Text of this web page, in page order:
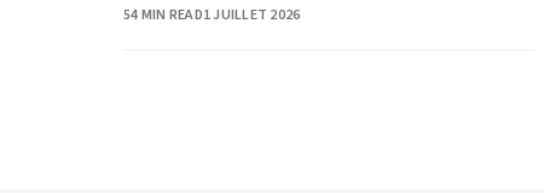
54 MIN READPUBLISHED
1 JUILLET 2026